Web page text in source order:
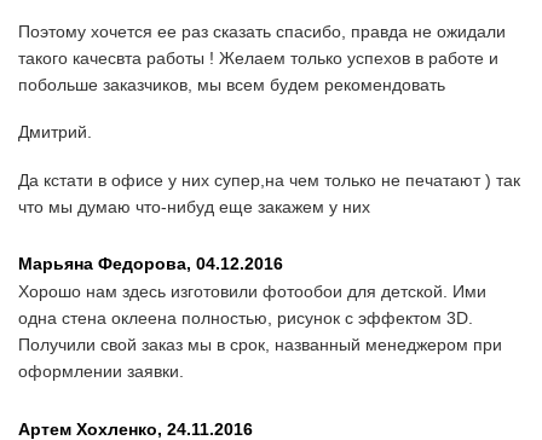
Поэтому хочется ее раз сказать спасибо, правда не ожидали
такого качесвта работы ! Желаем только успехов в работе и
побольше заказчиков, мы всем будем рекомендовать
Дмитрий.
Да кстати в офисе у них супер,на чем только не печатают ) так
что мы думаю что-нибуд еще закажем у них
Марьяна Федорова, 04.12.2016
Хорошо нам здесь изготовили фотообои для детской. Ими
одна стена оклеена полностью, рисунок с эффектом 3D.
Получили свой заказ мы в срок, названный менеджером при
оформлении заявки.
Артем Хохленко, 24.11.2016